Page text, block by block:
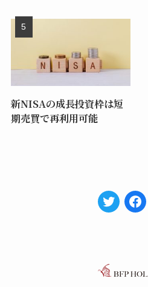
新NISAの成長投資枠は短
期売買で再利用可能